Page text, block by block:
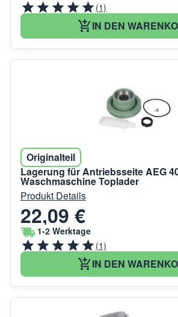
(1)
IN DEN
Originalteil
Lagerung für Antriebsseite AEG
Waschmaschine Toplader
Produkt Details
22,09 €
1-2 Werktage
(1)
IN DEN